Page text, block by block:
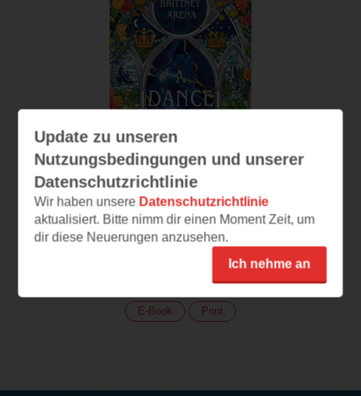
A Dance of Lies
(517)
E-Book Print
Update zu unseren
Nutzungsbedingungen und unserer
Datenschutzrichtlinie
Wir haben unsere Datenschutzrichtlinie
aktualisiert. Bitte nimm dir einen Moment Zeit, um
dir diese Neuerungen anzusehen.
Ich nehme an